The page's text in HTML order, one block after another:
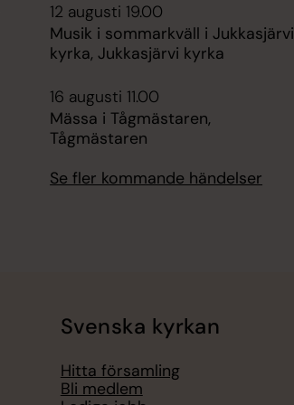
12 augusti 19.00
Musik i sommarkväll i Jukkasjärvi
kyrka, Jukkasjärvi kyrka
16 augusti 11.00
Mässa i Tågmästaren,
Tågmästaren
Se fler kommande händelser
Svenska kyrkan
Hitta församling
Bli medlem